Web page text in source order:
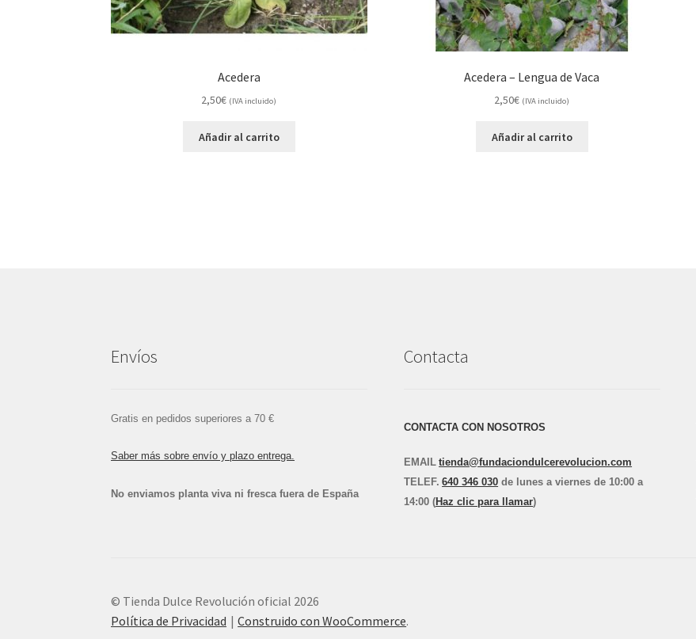
Acedera
2,50€ (IVA incluido)
Añadir al carrito
Acedera – Lengua de Vaca
2,50€ (IVA incluido)
Añadir al carrito
Envíos
Gratis en pedidos superiores a 70 €
Saber más sobre envío y plazo entrega.
No enviamos planta viva ni fresca fuera de España
Contacta
CONTACTA CON NOSOTROS
EMAIL tienda@fundaciondulcerevolucion.com
TELEF. 640 346 030 de lunes a viernes de 10:00 a
14:00 (Haz clic para llamar)
© Tienda Dulce Revolución oficial 2026
Política de Privacidad
Construido con WooCommerce.